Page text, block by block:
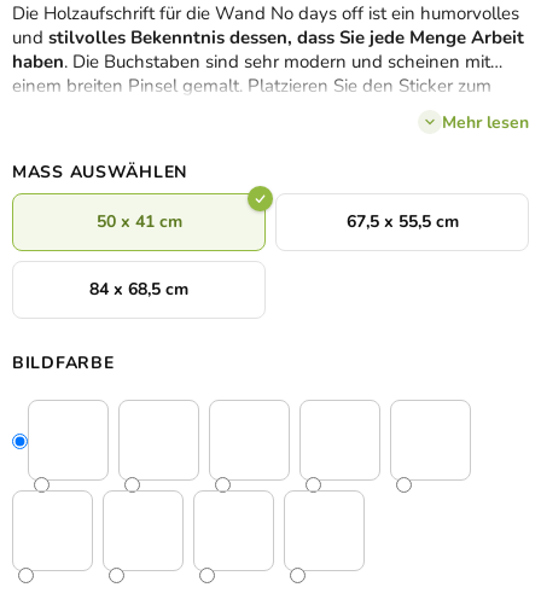
Die Holzaufschrift für die Wand No days off ist ein humorvolles
und stilvolles Bekenntnis dessen, dass Sie jede Menge Arbeit
haben. Die Buchstaben sind sehr modern und scheinen mit
einem breiten Pinsel gemalt. Platzieren Sie den Sticker zum
Beispiel über dem Schreibtisch im Arbeitszimmer oder auch im
Mehr lesen
MASS AUSWÄHLEN
50 x 41 cm 67,5 x 55,5 cm
84 x 68,5 cm
BILDFARBE